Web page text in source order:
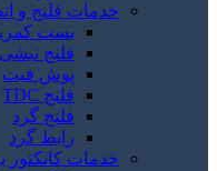
خدمات فلنج و
بست
فلنج نبشی CNC
پوش فیت
فلنج TDC
فلنج گرد
رابط گرد
خدمات کانکتور